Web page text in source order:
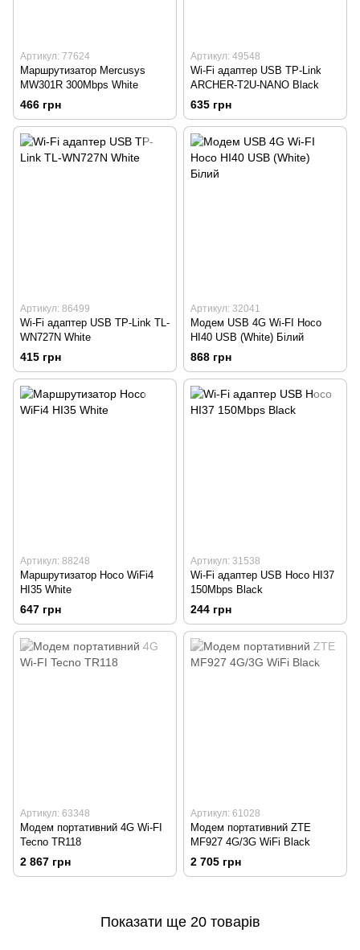
Артикул: 77624
Маршрутизатор Mercusys
MW301R 300Mbps White
466 грн
Артикул: 49548
Wi-Fi адаптер USB TP-Link
ARCHER-T2U-NANO Black
635 грн
Артикул: 86499
Wi-Fi адаптер USB TP-Link TL-
WN727N White
415 грн
Артикул: 32041
Модем USB 4G Wi-FI Hoco
HI40 USB (White) Білий
868 грн
Артикул: 88248
Маршрутизатор Hoco WiFi4
HI35 White
647 грн
Артикул: 31538
Wi-Fi адаптер USB Hoco HI37
150Mbps Black
244 грн
Артикул: 63348
Модем портативний 4G Wi-FI
Tecno TR118
2 867 грн
Артикул: 61028
Модем портативний ZTE
MF927 4G/3G WiFi Black
2 705 грн
Показати ще 20 товарів